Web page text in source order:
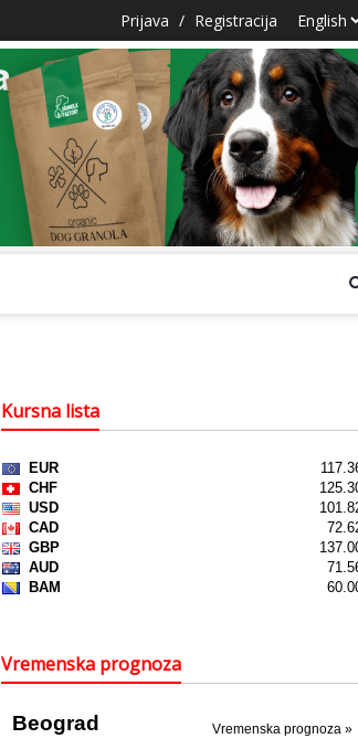
Prijava / Registracija
Kursna lista
Vremenska prognoza